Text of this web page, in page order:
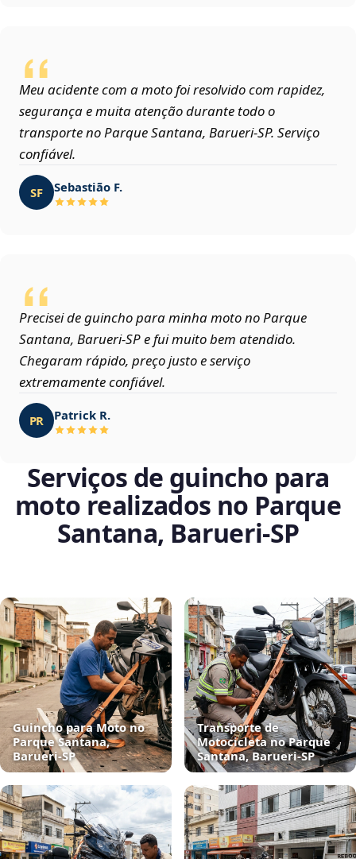
Meu acidente com a moto foi resolvido com rapidez,
segurança e muita atenção durante todo o
transporte no Parque Santana, Barueri‑SP. Serviço
confiável.
SF Sebastião F.
Precisei de guincho para minha moto no Parque
Santana, Barueri‑SP e fui muito bem atendido.
Chegaram rápido, preço justo e serviço
extremamente confiável.
PR Patrick R.
Serviços de guincho para
moto realizados no Parque
Santana, Barueri‑SP
Guincho para Moto no
Parque Santana,
Barueri‑SP
Transporte de
Motocicleta no Parque
Santana, Barueri‑SP